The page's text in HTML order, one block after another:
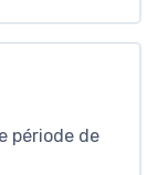
période de